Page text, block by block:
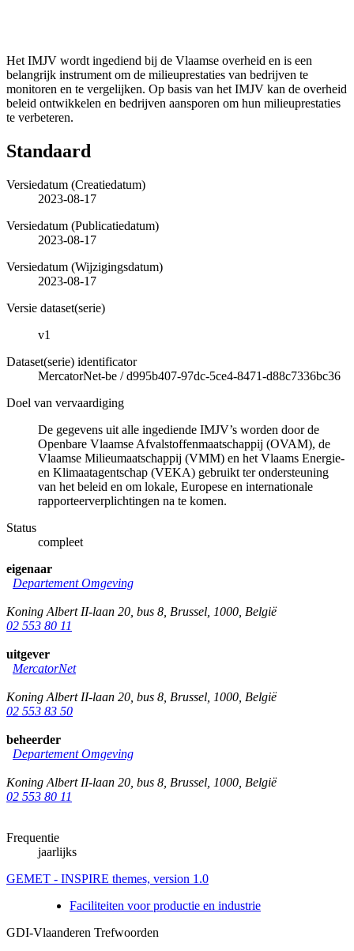
Het IMJV wordt ingediend bij de Vlaamse overheid en is een
belangrijk instrument om de milieuprestaties van bedrijven te
monitoren en te vergelijken. Op basis van het IMJV kan de overheid
beleid ontwikkelen en bedrijven aansporen om hun milieuprestaties
te verbeteren.
Standaard
Versiedatum (Creatiedatum)
2023-08-17
Versiedatum (Publicatiedatum)
2023-08-17
Versiedatum (Wijzigingsdatum)
2023-08-17
Versie dataset(serie)
v1
Dataset(serie) identificator
MercatorNet-be /d995b407-97dc-5ce4-8471-d88c7336bc36
Doel van vervaardiging
De gegevens uit alle ingediende IMJV’s worden door de
Openbare Vlaamse Afvalstoffenmaatschappij (OVAM), de
Vlaamse Milieumaatschappij (VMM) en het Vlaams Energie-
en Klimaatagentschap (VEKA) gebruikt ter ondersteuning
van het beleid en om lokale, Europese en internationale
rapporteerverplichtingen na te komen.
Status
compleet
eigenaar
Departement Omgeving
Koning Albert II-laan 20, bus 8 Brussel 1000 België
02 553 80 11
uitgever
MercatorNet
Koning Albert II-laan 20, bus 8 Brussel 1000 België
02 553 83 50
beheerder
Departement Omgeving
Koning Albert II-laan 20, bus 8 Brussel 1000 België
02 553 80 11
Frequentie
jaarlijks
GEMET - INSPIRE themes, version 1.0
Faciliteiten voor productie en industrie
GDI-Vlaanderen Trefwoorden